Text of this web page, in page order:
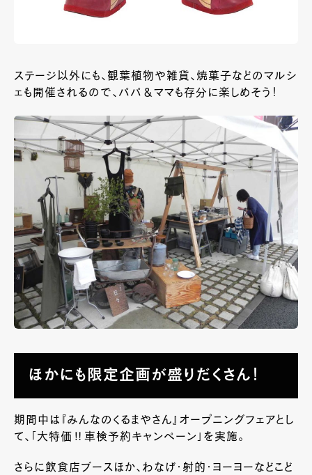
ステージ以外にも、観葉植物や雑貨、焼菓子などのマルシ
ェも開催されるので、パパ＆ママも存分に楽しめそう！
ほかにも限定企画が盛りだくさん！
期間中は『みんなのくるまやさん』オープニングフェアとし
て、「大特価‼車検予約キャンペーン」を実施。
さらに飲食店ブースほか、わなげ・射的・ヨーヨーなどこど